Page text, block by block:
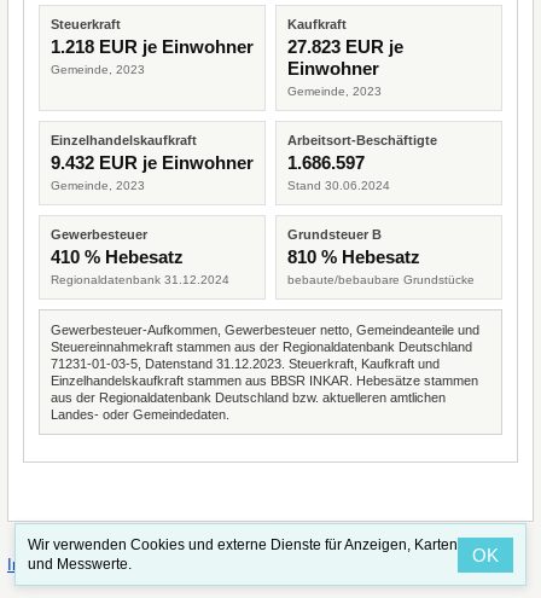
Steuerkraft
1.218 EUR je Einwohner
Gemeinde, 2023
Kaufkraft
27.823 EUR je
Einwohner
Gemeinde, 2023
Einzelhandelskaufkraft
9.432 EUR je Einwohner
Gemeinde, 2023
Arbeitsort-Beschäftigte
1.686.597
Stand 30.06.2024
Gewerbesteuer
410 % Hebesatz
Regionaldatenbank 31.12.2024
Grundsteuer B
810 % Hebesatz
bebaute/bebaubare Grundstücke
Gewerbesteuer-Aufkommen, Gewerbesteuer netto, Gemeindeanteile und
Steuereinnahmekraft stammen aus der Regionaldatenbank Deutschland
71231-01-03-5, Datenstand 31.12.2023. Steuerkraft, Kaufkraft und
Einzelhandelskaufkraft stammen aus BBSR INKAR. Hebesätze stammen
aus der Regionaldatenbank Deutschland bzw. aktuelleren amtlichen
Landes- oder Gemeindedaten.
Impressum·Straßenindex
Wir verwenden Cookies und externe Dienste für Anzeigen, Karten
und Messwerte.
OK